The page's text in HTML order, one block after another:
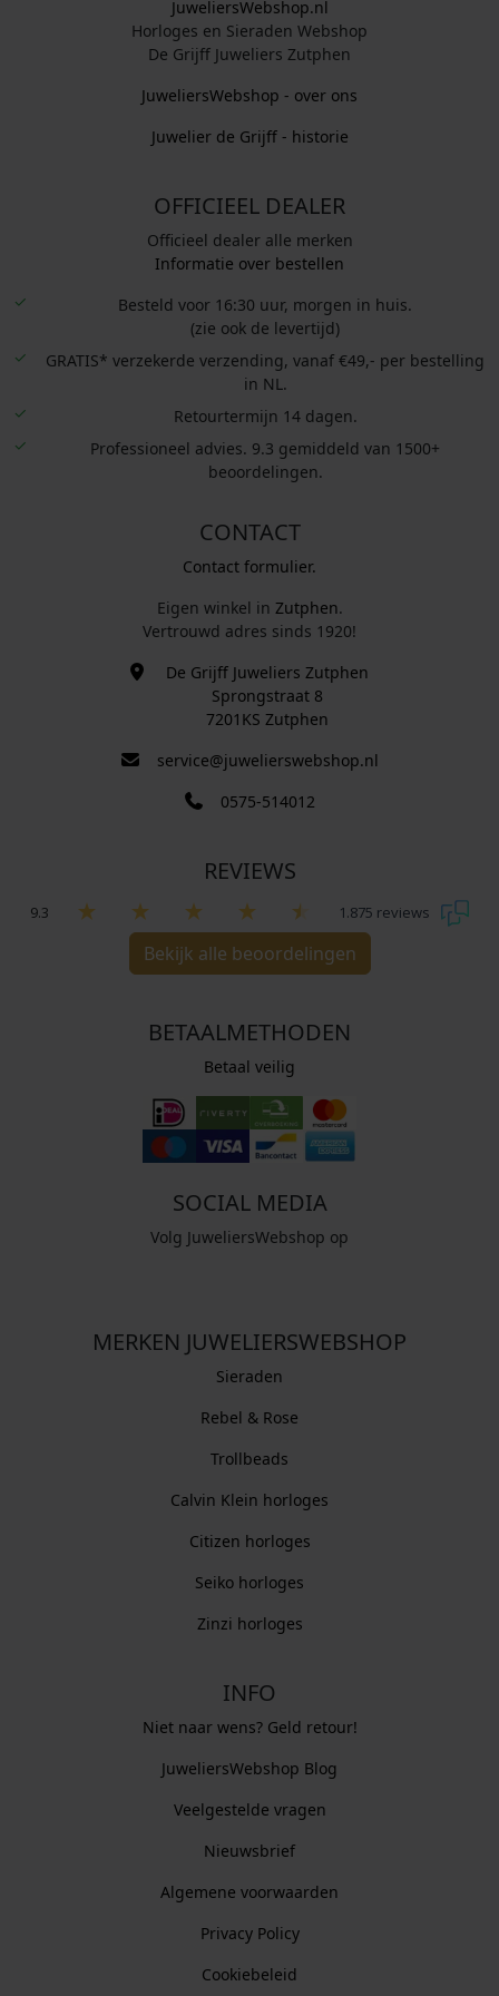
JuweliersWebshop.nl
Horloges en Sieraden Webshop
De Grijff Juweliers Zutphen
JuweliersWebshop - over ons
Juwelier de Grijff - historie
OFFICIEEL DEALER
Officieel dealer alle merken
Informatie over bestellen
Besteld voor 16:30 uur, morgen in huis.
(zie ook de levertijd)
GRATIS* verzekerde verzending, vanaf €49,- per bestelling
in NL.
Retourtermijn 14 dagen.
Professioneel advies. 9.3 gemiddeld van 1500+
beoordelingen.
CONTACT
Contact formulier.
Eigen winkel in Zutphen.
Vertrouwd adres sinds 1920!
De Grijff Juweliers Zutphen
Sprongstraat 8
7201KS Zutphen
service@juwelierswebshop.nl
0575-514012
REVIEWS
9.3 1.875 reviews
Bekijk alle beoordelingen
BETAALMETHODEN
Betaal veilig
SOCIAL MEDIA
Volg JuweliersWebshop op
MERKEN JUWELIERSWEBSHOP
Sieraden
Rebel & Rose
Trollbeads
Calvin Klein horloges
Citizen horloges
Seiko horloges
Zinzi horloges
INFO
Niet naar wens? Geld retour!
JuweliersWebshop Blog
Veelgestelde vragen
Nieuwsbrief
Algemene voorwaarden
Privacy Policy
Cookiebeleid